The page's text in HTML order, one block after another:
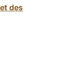
des